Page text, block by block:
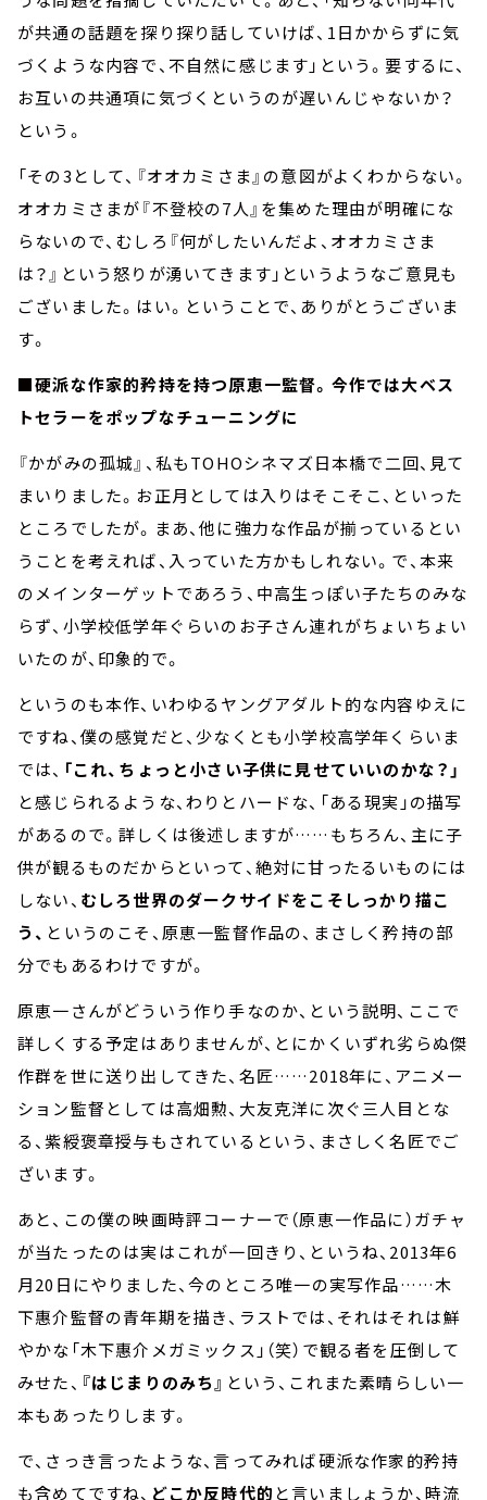
が共通の話題を探り探り話していけば、1日かからずに気
づくような内容で、不自然に感じます」という。要するに、
お互いの共通項に気づくというのが遅いんじゃないか？
という。
「その3として、『オオカミさま』の意図がよくわからない。
オオカミさまが『不登校の7人』を集めた理由が明確にな
らないので、むしろ『何がしたいんだよ、オオカミさま
は？』という怒りが湧いてきます」というようなご意見も
ございました。はい。ということで、ありがとうございま
す。
■硬派な作家的矜持を持つ原恵一監督。今作では大ベス
トセラーをポップなチューニングに
『かがみの孤城』、私もTOHOシネマズ日本橋で二回、見て
まいりました。お正月としては入りはそこそこ、といった
ところでしたが。まあ、他に強力な作品が揃っているとい
うことを考えれば、入っていた方かもしれない。で、本来
のメインターゲットであろう、中高生っぽい子たちのみな
らず、小学校低学年ぐらいのお子さん連れがちょいちょい
いたのが、印象的で。
というのも本作、いわゆるヤングアダルト的な内容ゆえに
ですね、僕の感覚だと、少なくとも小学校高学年くらいま
では、 「これ、ちょっと小さい子供に見せていいのかな？」
と感じられるような、わりとハードな、「ある現実」の描写
があるので。詳しくは後述しますが……もちろん、主に子
供が観るものだからといって、絶対に甘ったるいものには
しない、 むしろ世界のダークサイドをこそしっかり描こ
う、 というのこそ、原恵一監督作品の、まさしく矜持の部
分でもあるわけですが。
原恵一さんがどういう作り手なのか、という説明、ここで
詳しくする予定はありませんが、とにかくいずれ劣らぬ傑
作群を世に送り出してきた、名匠……2018年に、アニメー
ション監督としては高畑勲、大友克洋に次ぐ三人目とな
る、紫綬褒章授与もされているという、まさしく名匠でご
ざいます。
あと、この僕の映画時評コーナーで（原恵一作品に）ガチャ
が当たったのは実はこれが一回きり、というね、2013年6
月20日にやりました、今のところ唯一の実写作品……木
下惠介監督の青年期を描き、ラストでは、それはそれは鮮
やかな「木下惠介メガミックス」（笑）で観る者を圧倒して
みせた、 『はじまりのみち』 という、これまた素晴らしい一
本もあったりします。
で、さっき言ったような、言ってみれば硬派な作家的矜持
も含めてですね、 どこか反時代的 と言いましょうか、時流